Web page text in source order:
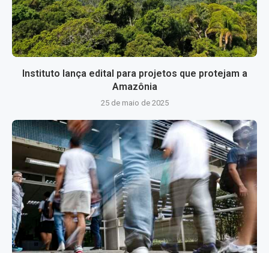
Instituto lança edital para projetos que protejam a
Amazônia
25 de maio de 2025